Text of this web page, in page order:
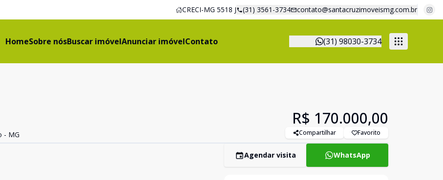
CRECI-MG 5518 J (31) 3561-3734 contato@santacruzimoveismg.com.br
HomeSobre nósBuscar imóvelAnunciar imóvelContato (31) 98030-3734
- MG
R$ 170.000,00
Compartilhar Favorito
Agendar visita WhatsApp